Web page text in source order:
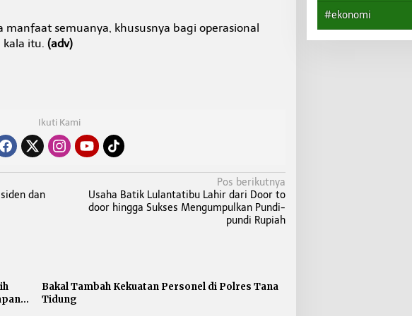
semuanya, khususnya bagi operasional
itu. (adv)
Ikuti Kami
dan
Pos berikutnya
Usaha Batik Lulantatibu Lahir dari Door to
door hingga Sukses Mengumpulkan Pundi-
pundi Rupiah
Bakal Tambah Kekuatan Personel di Polres Tana
Tidung
#ekonomi